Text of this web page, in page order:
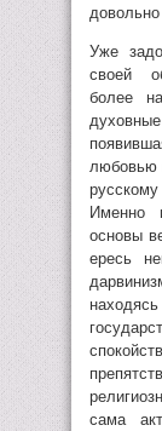
довольно
Уже
своей
более
любовью
Именно
основы
ересь
сама